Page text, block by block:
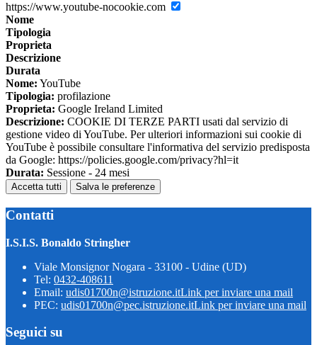
https://www.youtube-nocookie.com
Nome
Tipologia
Proprieta
Descrizione
Durata
Nome: YouTube
Tipologia: profilazione
Proprieta: Google Ireland Limited
Descrizione: COOKIE DI TERZE PARTI usati dal servizio di
gestione video di YouTube. Per ulteriori informazioni sui cookie di
YouTube è possibile consultare l'informativa del servizio predisposta
da Google: https://policies.google.com/privacy?hl=it
Durata: Sessione - 24 mesi
Accetta tutti Salva le preferenze
Contatti
I.S.I.S. Bonaldo Stringher
Viale Monsignor Nogara - 33100 - Udine (UD)
Tel: 0432-408611
Email: udis01700n@istruzione.itLink per inviare una mail
PEC: udis01700n@pec.istruzione.itLink per inviare una mail
Seguici su